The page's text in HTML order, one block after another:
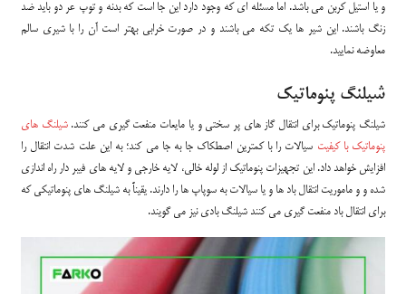
و یا استیل کربن می باشد. اما مسئله ای که وجود دارد این جا است که بدنه و توپ عر دو باید ضد
زنگ باشند. این شیر ها یک تکه می باشند و در صورت خرابی بهتر است آن را با شیری سالم
معاوضه نمایید.
شیلنگ پنوماتیک
شیلنگ پنوماتیک برای انتقال گاز های پر سختی و یا مایعات منفعت گیری می کنند.شیلنگ های
پنوماتیک با کیفیت سیالات را با کمترین اصطکاک جا به جا می کند؛ به این علت شدت انتقال را
افزایش خواهد داد. این تجهیزات پنوماتیک از لوله خالی، لایه خارجی و لایه های فیبر دار راه اندازی
شده و و ماموریت انتقال باد ها و یا سیالات به سوپاپ ها را دارند. یقیناً به شیلنگ های پنوماتیکی که
برای انتقال باد منفعت گیری می کنند شیلنگ بادی نیز می گویند.